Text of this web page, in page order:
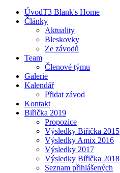
ÚvodT3 Blank's Home
Články
Aktuality
Bleskovky
Ze závodů
Team
Členové týmu
Galerie
Kalendář
Přidat závod
Kontakt
Biřička 2019
Propozice
Výsledky Biřička 2015
Výsledky Amix 2016
Výsledky 2017
Výsledky Biřička 2018
Seznam přihlášených